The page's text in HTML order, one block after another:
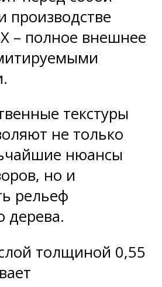
производстве
– полное внешнее
текстуры
не только
нюансы
но и
рельеф
дерева.
толщиной 0,55